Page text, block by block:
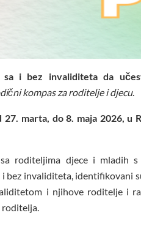
i bez invaliditeta da
kompas za roditelje i djecu.
27. marta, do 8. maja 2026, u
roditeljima djece i mladih
bez invaliditeta, identifikovani
i njihove roditelje i
roditelja.